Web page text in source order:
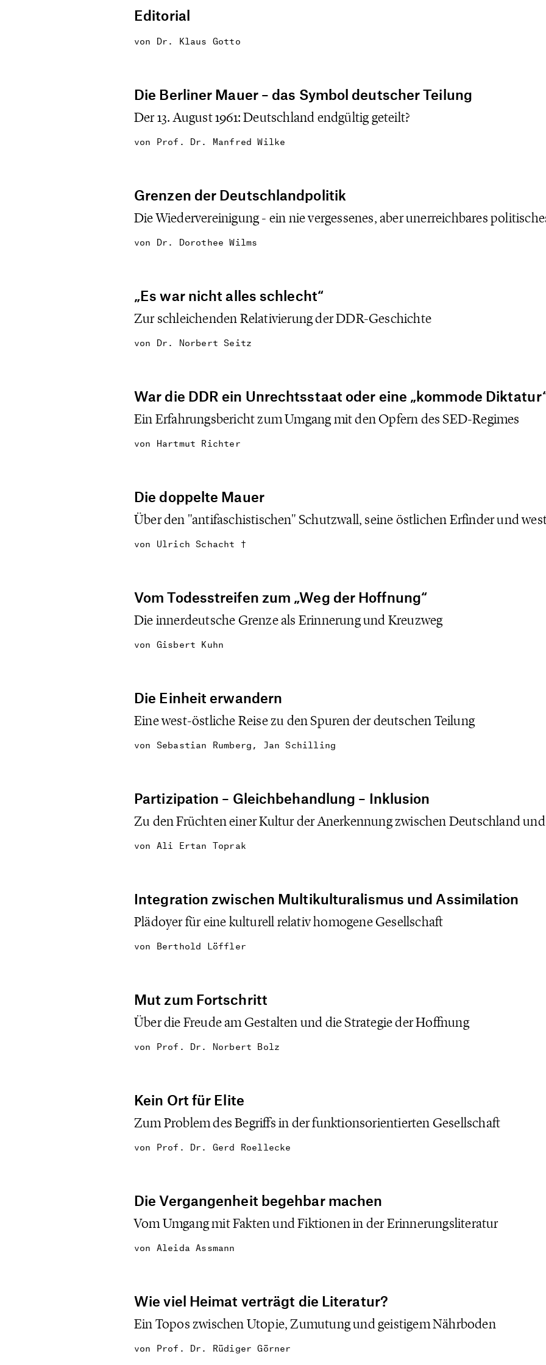
Assimilation statt
von Görres und
Editorial
von Dr. Klaus Gotto
Die Berliner Mauer – das Symbol deutscher Teilung
Der 13. August 1961: Deutschland endgültig geteilt?
von Prof. Dr. Manfred Wilke
Grenzen der Deutschlandpolitik
Die Wiedervereinigung - ein nie vergessenes, aber unerreichbares
von Dr. Dorothee Wilms
„Es war nicht alles schlecht“
Zur schleichenden Relativierung der DDR-Geschichte
von Dr. Norbert Seitz
War die DDR ein Unrechtsstaat oder eine „kommode
Ein Erfahrungsbericht zum Umgang mit den Opfern des SED-Regimes
von Hartmut Richter
Die doppelte Mauer
Über den "antifaschistischen" Schutzwall, seine östlichen Erfinder und
von Ulrich Schacht †
Vom Todesstreifen zum „Weg der Hoffnung“
Die innerdeutsche Grenze als Erinnerung und Kreuzweg
von Gisbert Kuhn
Die Einheit erwandern
Eine west-östliche Reise zu den Spuren der deutschen Teilung
von Sebastian Rumberg, Jan Schilling
Partizipation – Gleichbehandlung – Inklusion
Zu den Früchten einer Kultur der Anerkennung zwischen Deutschland
von Ali Ertan Toprak
Integration zwischen Multikulturalismus und Assimilation
Plädoyer für eine kulturell relativ homogene Gesellschaft
von Berthold Löffler
Mut zum Fortschritt
Über die Freude am Gestalten und die Strategie der Hoffnung
von Prof. Dr. Norbert Bolz
Kein Ort für Elite
Zum Problem des Begriffs in der funktionsorientierten Gesellschaft
von Prof. Dr. Gerd Roellecke
Die Vergangenheit begehbar machen
Vom Umgang mit Fakten und Fiktionen in der Erinnerungsliteratur
von Aleida Assmann
Wie viel Heimat verträgt die Literatur?
Ein Topos zwischen Utopie, Zumutung und geistigem Nährboden
von Prof. Dr. Rüdiger Görner